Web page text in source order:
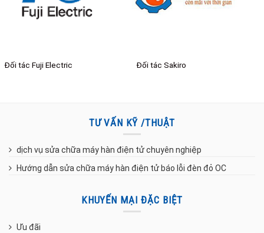
Đối tác 12H Powerful Đối tác VISION
TƯ VẤN KỸ /THUẬT
dịch vụ sửa chữa máy hàn điện tử chuyên nghiệp
Hướng dẫn sửa chữa máy hàn điện tử báo lỗi đèn đỏ OC
KHUYẾN MẠI ĐẶC BIỆT
Ưu đãi